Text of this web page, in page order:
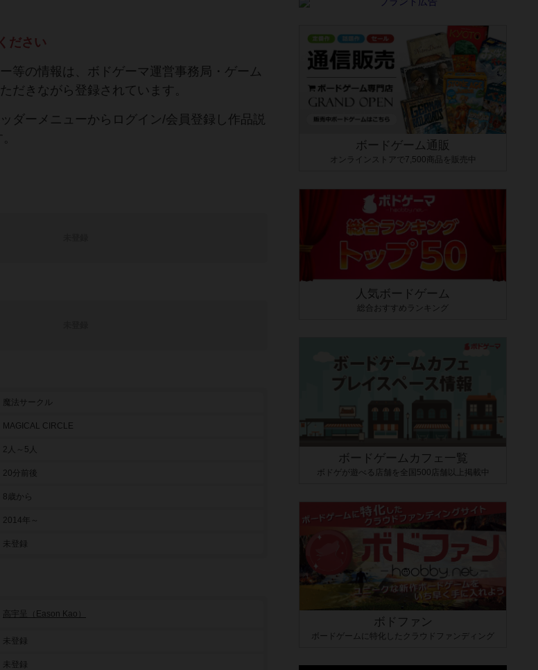
ださい
等の情報は、ボドゲーマ運営事務局・ゲーム
だきながら登録されています。
ダーメニューからログイン/会員登録し作品説
魔法サークル
MAGICAL CIRCLE
2人～5人
20分前後
8歳から
2014年～
未登録
高宇呈（Eason Kao）
未登録
未登録
ボードゲーム通販
オンラインストアで7,500商品を販売中
人気ボードゲーム
総合おすすめランキング
ボードゲームカフェ一覧
ボドゲが遊べる店舗を全国500店舗以上掲載中
ボドファン
ボードゲームに特化したクラウドファンディング